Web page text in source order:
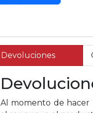
Devoluciones
Al momento de hacer